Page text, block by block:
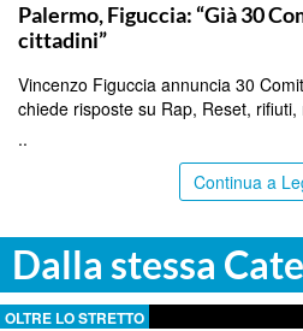
Palermo, Figuccia: “Già 30
cittadini”
Vincenzo Figuccia annuncia 30
chiede risposte su Rap, Reset,
..
Continua a
Dalla stessa
OLTRE LO STRETTO